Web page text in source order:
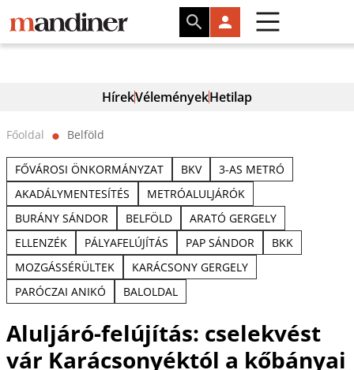
HírekVéleményekHetilap
Főoldal ⬤ Belföld
FŐVÁROSI ÖNKORMÁNYZAT BKV
3-AS METRÓ
AKADÁLYMENTESÍTÉS
METRÓALULJÁRÓK
BURÁNY SÁNDOR
BELFÖLD
ARATÓ GERGELY
ELLENZÉK
PÁLYAFELÚJÍTÁS PAP SÁNDOR
BKK
MOZGÁSSÉRÜLTEK
KARÁCSONY GERGELY
PARÓCZAI ANIKÓ
BALOLDAL
Aluljáró-felújítás: cselekvést
vár Karácsonyéktól a kőbányai